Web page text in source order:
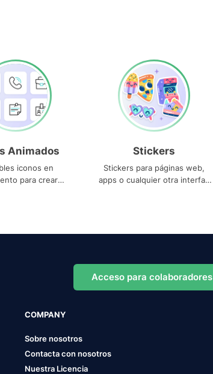
Animados
iconos en
para crear
Stickers
Stickers para páginas web,
apps o cualquier otra interfaz
Acceso para colaboradores
COMPANY
Sobre nosotros
Contacta con nosotros
Nuestra Licencia